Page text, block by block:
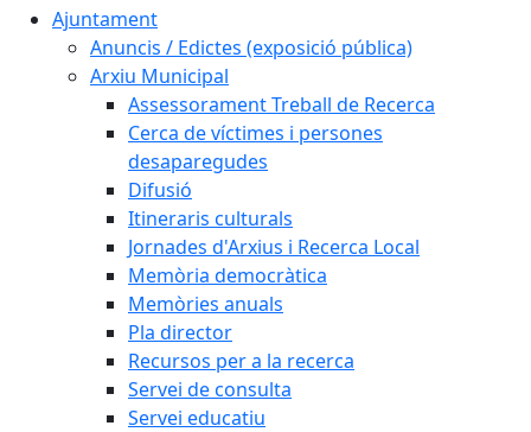
Ajuntament
Anuncis / Edictes (exposició pública)
Arxiu Municipal
Assessorament Treball de Recerca
Cerca de víctimes i persones
desaparegudes
Difusió
Itineraris culturals
Jornades d'Arxius i Recerca Local
Memòria democràtica
Memòries anuals
Pla director
Recursos per a la recerca
Servei de consulta
Servei educatiu